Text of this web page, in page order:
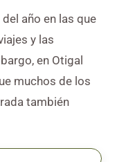
año en las que
y las
en Otigal
muchos de los
también